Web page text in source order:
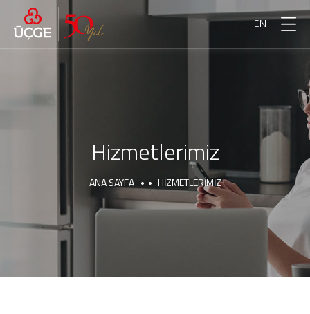
EN
Hizmetlerimiz
ANA SAYFA HIZMETLERIMIZ